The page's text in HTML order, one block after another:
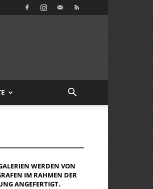
WERDEN VON
IM RAHMEN DER
ANGEFERTIGT.